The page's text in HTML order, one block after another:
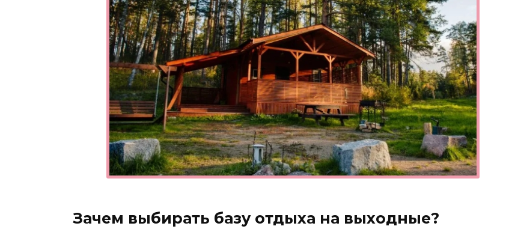
Зачем выбирать базу отдыха на выходные?